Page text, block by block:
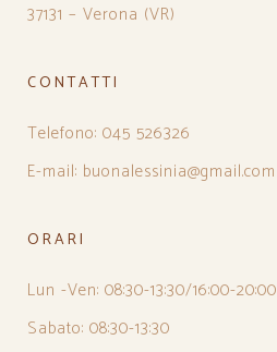
37131 – Verona (VR)
CONTATTI
Telefono: 045 526326
E-mail: buonalessinia@gmail.com
ORARI
Lun -Ven: 08:30-13:30/16:00-20:00
Sabato: 08:30-13:30